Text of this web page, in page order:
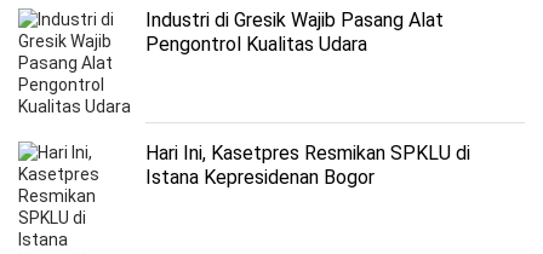
Industri di Gresik Wajib Pasang Alat
Pengontrol Kualitas Udara
Hari Ini, Kasetpres Resmikan SPKLU di
Istana Kepresidenan Bogor